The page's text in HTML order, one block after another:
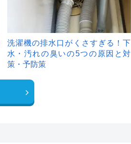
洗濯機の排水口がくさすぎる！下
水・汚れの臭いの5つの原因と対
策・予防策